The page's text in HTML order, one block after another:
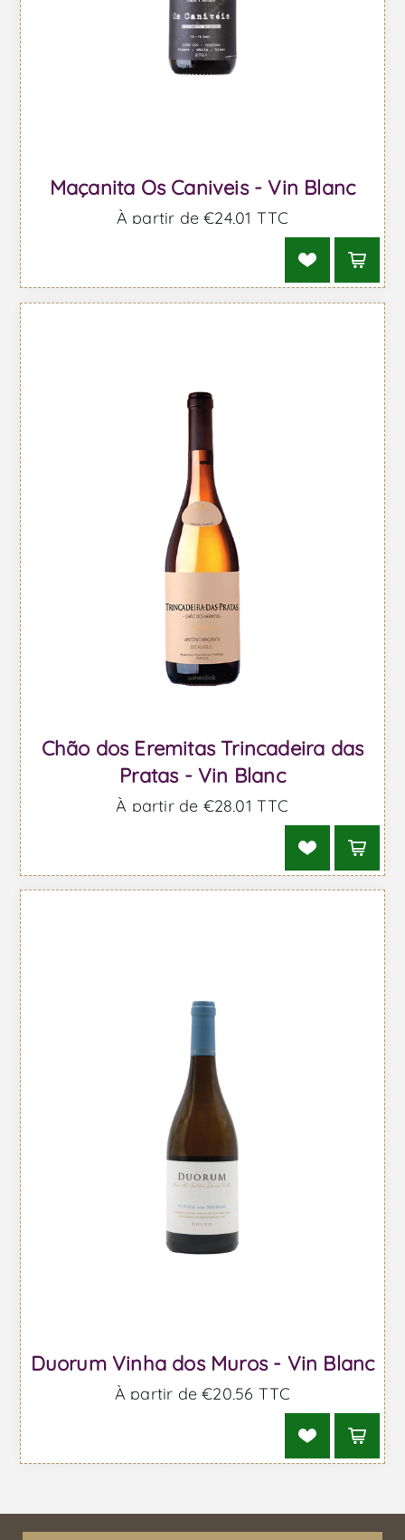
Maçanita Os Caniveis - Vin Blanc
À partir de €24,01 TTC
Chão dos Eremitas Trincadeira das
Pratas - Vin Blanc
À partir de €28,01 TTC
Duorum Vinha dos Muros - Vin Blanc
À partir de €20,56 TTC